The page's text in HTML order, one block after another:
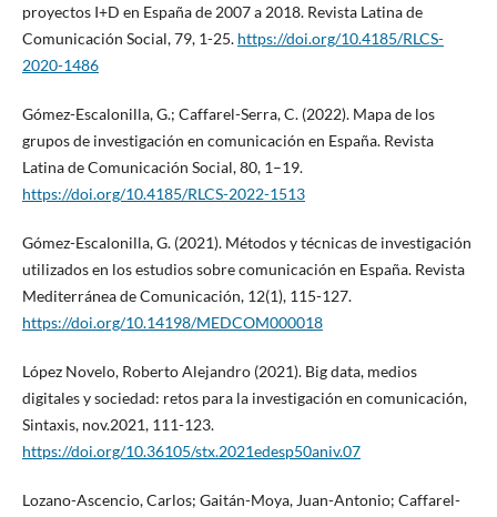
proyectos I+D en España de 2007 a 2018. Revista Latina de
Comunicación Social, 79, 1-25. https://doi.org/10.4185/RLCS-
2020-1486
Gómez-Escalonilla, G.; Caffarel-Serra, C. (2022). Mapa de los
grupos de investigación en comunicación en España. Revista
Latina de Comunicación Social, 80, 1–19.
https://doi.org/10.4185/RLCS-2022-1513
Gómez-Escalonilla, G. (2021). Métodos y técnicas de investigación
utilizados en los estudios sobre comunicación en España. Revista
Mediterránea de Comunicación, 12(1), 115-127.
https://doi.org/10.14198/MEDCOM000018
López Novelo, Roberto Alejandro (2021). Big data, medios
digitales y sociedad: retos para la investigación en comunicación,
Sintaxis, nov.2021, 111-123.
https://doi.org/10.36105/stx.2021edesp50aniv.07
Lozano-Ascencio, Carlos; Gaitán-Moya, Juan-Antonio; Caffarel-